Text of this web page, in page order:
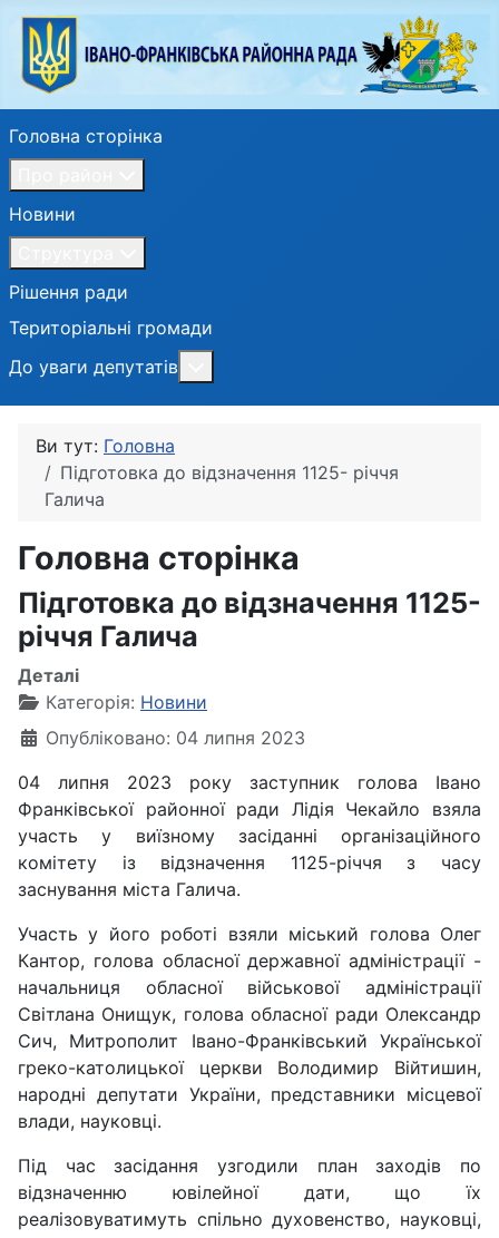
Головна сторінка
Новини
Рішення ради
Територіальні громади
До уваги депутатів
Ви тут: Головна
Підготовка до відзначення 1125- річчя
Галича
Головна сторінка
Підготовка до відзначення 1125-
річчя Галича
Деталі
Категорія: Новини
Опубліковано: 04 липня 2023
04 липня 2023 року заступник голова Івано
Франківської районної ради Лідія Чекайло взяла
участь у виїзному засіданні організаційного
комітету із відзначення 1125-річчя з часу
заснування міста Галича.
Участь у його роботі взяли міський голова Олег
Кантор, голова обласної державної адміністрації -
начальниця обласної військової адміністрації
Світлана Онищук, голова обласної ради Олександр
Сич, Митрополит Івано-Франківський Української
греко-католицької церкви Володимир Війтишин,
народні депутати України, представники місцевої
влади, науковці.
Під час засідання узгодили план заходів по
відзначенню ювілейної дати, що їх
реалізовуватимуть спільно духовенство, науковці,